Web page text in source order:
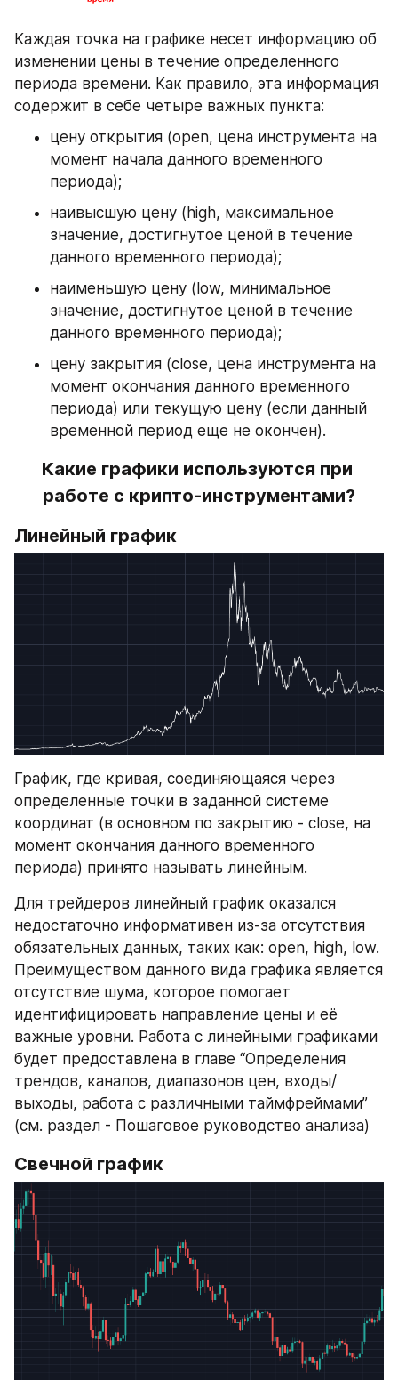
Каждая точка на графике несет информацию об
изменении цены в течение определенного
периода времени. Как правило, эта информация
содержит в себе четыре важных пункта:
цену открытия (open, цена инструмента на
момент начала данного временного
периода);
наивысшую цену (high, максимальное
значение, достигнутое ценой в течение
данного временного периода);
наименьшую цену (low, минимальное
значение, достигнутое ценой в течение
данного временного периода);
цену закрытия (close, цена инструмента на
момент окончания данного временного
периода) или текущую цену (если данный
временной период еще не окончен).
Какие графики используются при
работе с крипто-инструментами?
Линейный график
График, где кривая, соединяющаяся через
определенные точки в заданной системе
координат (в основном по закрытию - close, на
момент окончания данного временного
периода) принято называть линейным.
Для трейдеров линейный график оказался
недостаточно информативен из-за отсутствия
обязательных данных, таких как: open, high, low.
Преимуществом данного вида графика является
отсутствие шума, которое помогает
идентифицировать направление цены и её
важные уровни. Работа с линейными графиками
будет предоставлена в главе “Определения
трендов, каналов, диапазонов цен, входы/
выходы, работа с различными таймфреймами”
(см. раздел - Пошаговое руководство анализа)
Свечной график